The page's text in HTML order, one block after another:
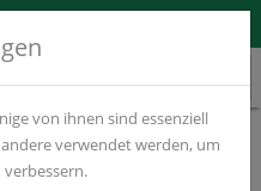
von ihnen sind essenziell
verwendet werden, um